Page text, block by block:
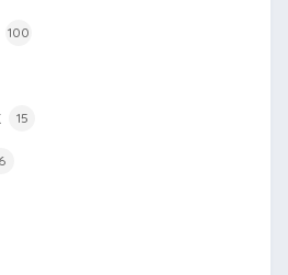
100
15
6